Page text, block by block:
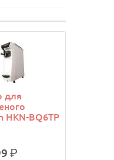
для
HKN-BQ6TP
р.